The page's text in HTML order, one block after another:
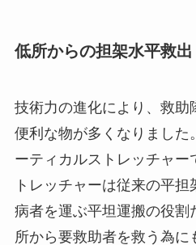
低所からの担架水平救出
技術力の進化により、救助
便利な物が多くなりました
ーティカルストレッチャー
トレッチャーは従来の平
病者を運ぶ平坦運搬の役割
所から要救助者を救う為に